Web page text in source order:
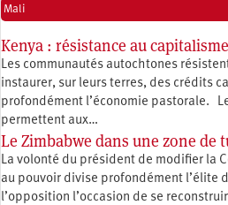
Mali
Kenya : résistance au
Les communautés autochtones
instaurer, sur leurs terres, des crédits
profondément l’économie pastorale.
permettent aux…
Le Zimbabwe dans une zone de
La volonté du président de modifier la
au pouvoir divise profondément l’élite
l’opposition l’occasion de se